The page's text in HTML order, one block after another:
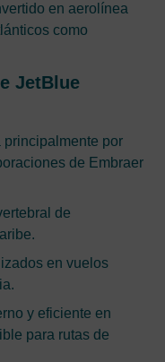
en aerolínea
como
JetBlue
por
de Embraer
de
en vuelos
y eficiente en
para rutas de